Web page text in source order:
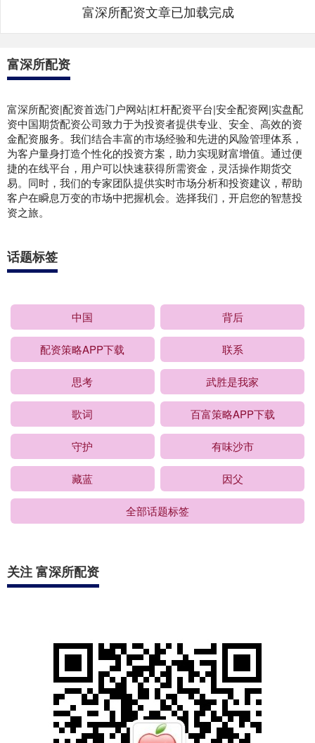
富深所配资文章已加载完成
富深所配资
富深所配资|配资首选门户网站|杠杆配资平台|安全配资网|实盘配
资中国期货配资公司致力于为投资者提供专业、安全、高效的资
金配资服务。我们结合丰富的市场经验和先进的风险管理体系，
为客户量身打造个性化的投资方案，助力实现财富增值。通过便
捷的在线平台，用户可以快速获得所需资金，灵活操作期货交
易。同时，我们的专家团队提供实时市场分析和投资建议，帮助
客户在瞬息万变的市场中把握机会。选择我们，开启您的智慧投
资之旅。
话题标签
中国 背后
配资策略APP下载 联系
思考 武胜是我家
歌词 百富策略APP下载
守护 有味沙市
藏蓝 因父
全部话题标签
关注 富深所配资